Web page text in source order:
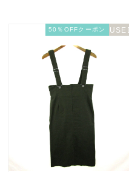
50％OFFクーポン